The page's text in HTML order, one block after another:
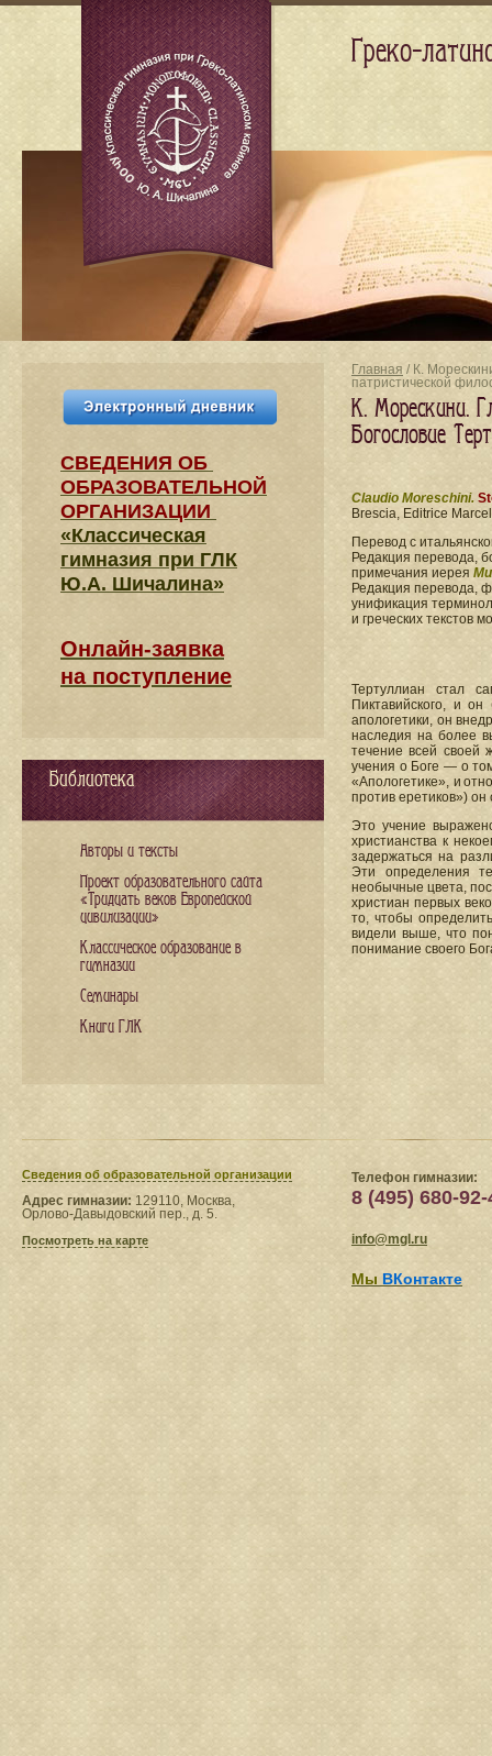
Главная / К.
патристической
К. Морескини.
Богословие
Claudio Moreschini.
Brescia, Editrice
Перевод с
Редакция перевода,
примечания иерея
Редакция перевода,
унификация
и греческих текстов
Тертуллиан стал
Пиктавийского, и
апологетики, он
наследия на более
течение всей своей
учения о Боге — о
«Апологетике», и
против еретиков»)
Это учение
христианства к
задержаться на
Эти определения
необычные цвета,
христиан первых
то, чтобы
видели выше, что
понимание своего
СВЕДЕНИЯ​ ОБ
ОБРАЗОВАТЕЛЬНОЙ
ОРГАНИЗАЦИИ
«Классическая
гимназия при ГЛК
Ю.А. Шичалина»
Онлайн-заявка
на поступление
Библиотека
Авторы и тексты
Проект образовательного сайта
«Тридцать веков Европейской
цивилизации»
Классическое образование в
гимназии
Семинары
Книги ГЛК
Сведения​ об образовательной организации
Адрес гимназии: 129110, Москва,
Орлово-Давыдовский пер., д. 5.
Посмотреть на карте
Телефон гимназии:
8 (495) 680-92-
info@mgl.ru
Мы ВКонтакте
Греко-